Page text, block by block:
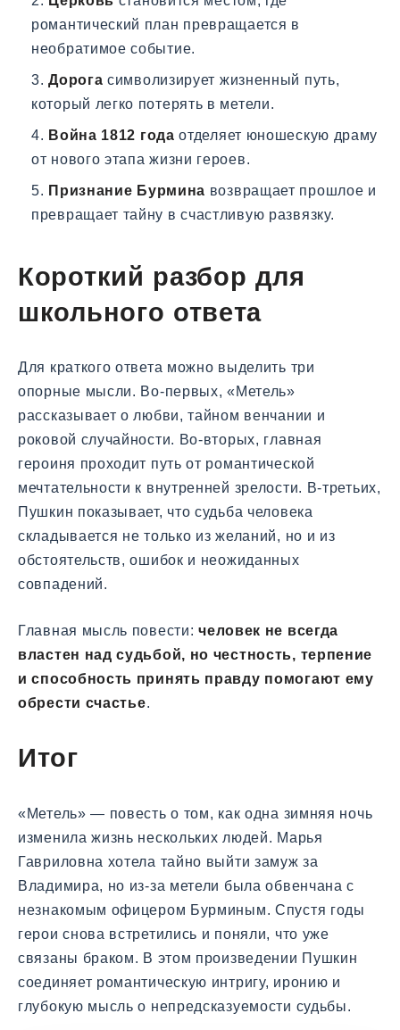
романтический план превращается в
необратимое событие.
Дорога символизирует жизненный путь,
который легко потерять в метели.
Война 1812 года отделяет юношескую драму
от нового этапа жизни героев.
Признание Бурмина возвращает прошлое и
превращает тайну в счастливую развязку.
Короткий разбор для
школьного ответа
Для краткого ответа можно выделить три
опорные мысли. Во-первых, «Метель»
рассказывает о любви, тайном венчании и
роковой случайности. Во-вторых, главная
героиня проходит путь от романтической
мечтательности к внутренней зрелости. В-третьих,
Пушкин показывает, что судьба человека
складывается не только из желаний, но и из
обстоятельств, ошибок и неожиданных
совпадений.
Главная мысль повести:человек не всегда
властен над судьбой, но честность, терпение
и способность принять правду помогают ему
обрести счастье.
Итог
«Метель» — повесть о том, как одна зимняя ночь
изменила жизнь нескольких людей. Марья
Гавриловна хотела тайно выйти замуж за
Владимира, но из-за метели была обвенчана с
незнакомым офицером Бурминым. Спустя годы
герои снова встретились и поняли, что уже
связаны браком. В этом произведении Пушкин
соединяет романтическую интригу, иронию и
глубокую мысль о непредсказуемости судьбы.